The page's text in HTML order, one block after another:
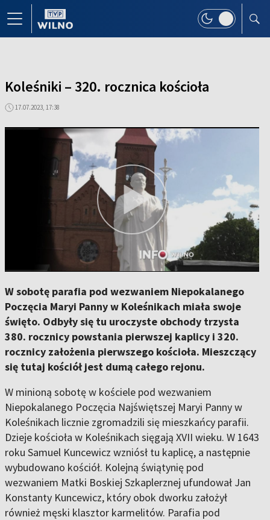
Koleśniki – 320. rocznica kościoła
17.07.2023, 17:38
W sobotę parafia pod wezwaniem Niepokalanego
Poczęcia Maryi Panny w Koleśnikach miała swoje
święto. Odbyły się tu uroczyste obchody trzysta
380. rocznicy powstania pierwszej kaplicy i 320.
rocznicy założenia pierwszego kościoła. Mieszczący
się tutaj kościół jest dumą całego rejonu.
W minioną sobotę w kościele pod wezwaniem
Niepokalanego Poczęcia Najświętszej Maryi Panny w
Koleśnikach licznie zgromadzili się mieszkańcy parafii.
Dzieje kościoła w Koleśnikach sięgają XVII wieku. W 1643
roku Samuel Kuncewicz wzniósł tu kaplicę, a następnie
wybudowano kościół. Kolejną świątynię pod
wezwaniem Matki Boskiej Szkaplerznej ufundował Jan
Konstanty Kuncewicz, który obok dworku założył
również męski klasztor karmelitów. Parafia pod